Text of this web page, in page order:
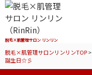
脱毛×肌管理サロン リンリン
脱毛×肌管理サロンリンリンTOP>
誕生日☆彡